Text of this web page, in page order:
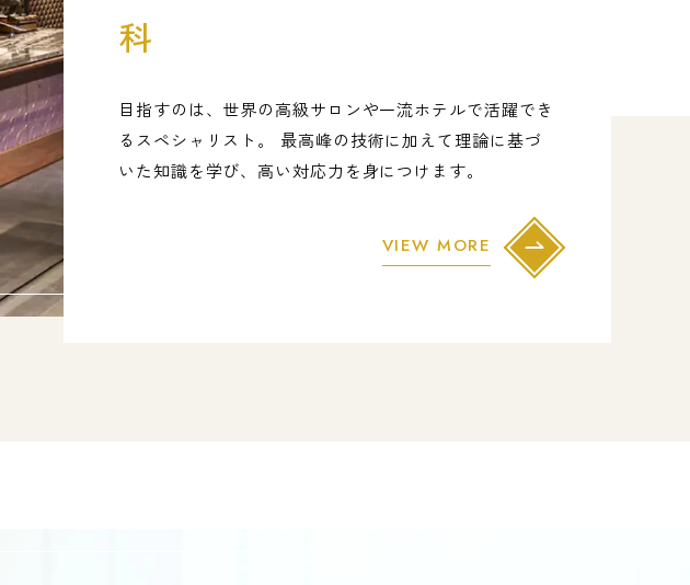
科
目指すのは、世界の高級サロンや一流ホテルで活躍でき
るスペシャリスト。 最高峰の技術に加えて理論に基づ
いた知識を学び、高い対応力を身につけます。
VIEW MORE